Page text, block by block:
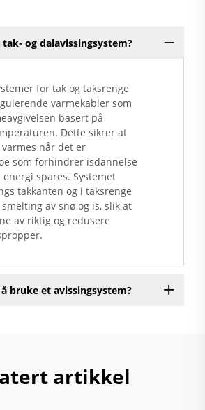
og dalavissingsystem?
for tak og taksrenge
varmekabler som
basert på
Dette sikrer at
når det er
som forhindrer isdannelse
spares. Systemet
takkanten og i taksrenge
av snø og is, slik at
av riktig og redusere
bruke et avissingsystem?
artikkel